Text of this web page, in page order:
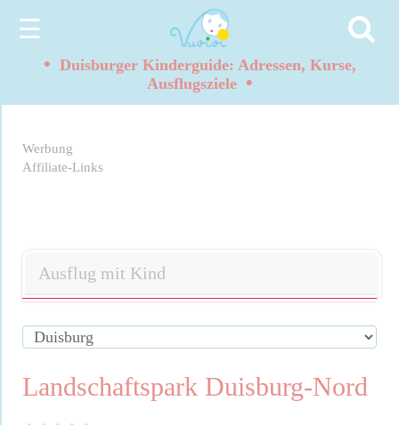
☰
• Duisburger Kinderguide: Adressen, Kurse,
Ausflugsziele •
Werbung
Affiliate-Links
Ausflug mit Kind
Landschaftspark Duisburg-Nord